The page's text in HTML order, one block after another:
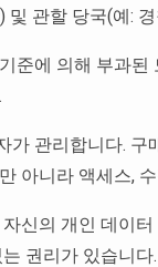
관할 당국(예:
준에 의해 부과
가 관리합니다.
아니라 액세스,
신의 개인 데이
권리가 있습니다.